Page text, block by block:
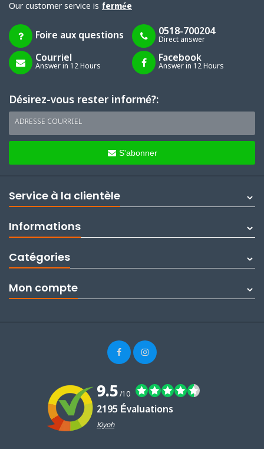
Our customer service is fermée
Foire aux questions 0518-700204
Direct answer
Courriel
Answer in 12 Hours
Facebook
Answer in 12 Hours
Désirez-vous rester informé?:
ADRESSE COURRIEL
S'abonner
Service à la clientèle
Informations
Catégories
Mon compte
9.5/10
2195 Évaluations
Kiyoh